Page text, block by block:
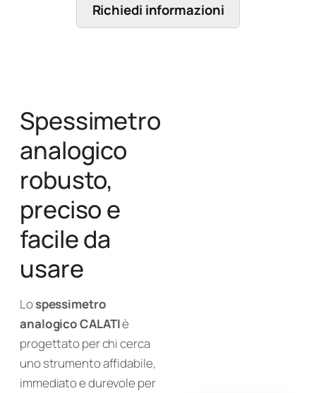
Richiedi informazioni
Spessimetro
analogico
robusto,
preciso e
facile da
usare
Lospessimetro
analogico CALATIè
progettato per chi cerca
uno strumento affidabile,
immediato e durevole per